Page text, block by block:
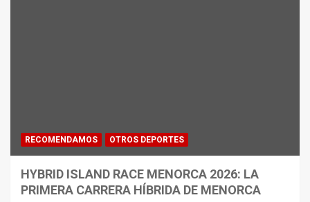
RECOMENDAMOS OTROS DEPORTES
HYBRID ISLAND RACE MENORCA 2026: LA
PRIMERA CARRERA HÍBRIDA DE MENORCA